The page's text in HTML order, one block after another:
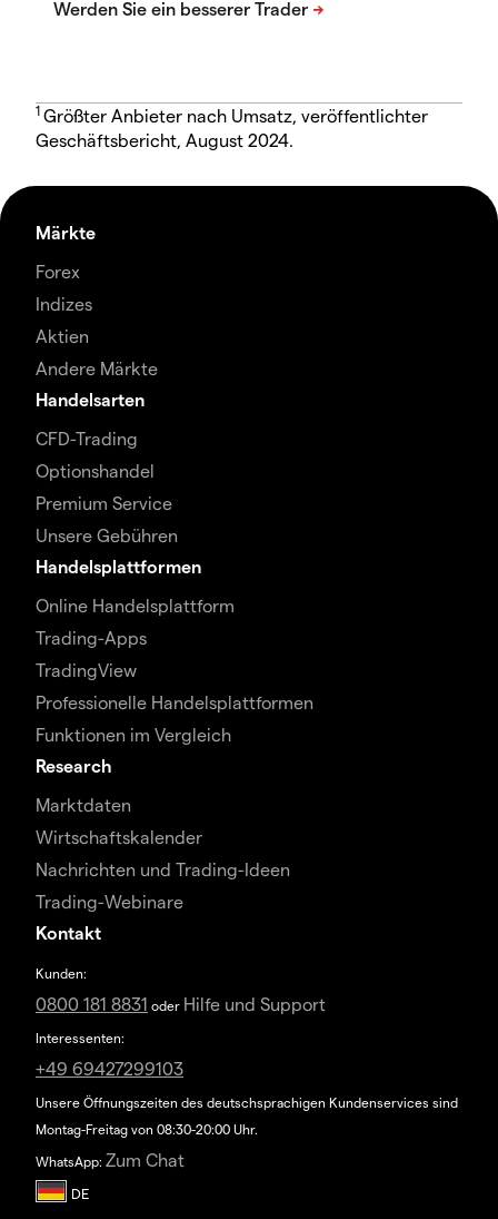
1 Größter Anbieter nach Umsatz, veröffentlichter
Geschäftsbericht, August 2024.
Märkte
Forex
Indizes
Aktien
Andere Märkte
Handelsarten
CFD-Trading
Optionshandel
Premium Service
Unsere Gebühren
Handelsplattformen
Online Handelsplattform
Trading-Apps
TradingView
Professionelle Handelsplattformen
Funktionen im Vergleich
Research
Marktdaten
Wirtschaftskalender
Nachrichten und Trading-Ideen
Trading-Webinare
Kontakt
Kunden:
0800 181 8831 oder Hilfe und Support
Interessenten:
+49 69427299103
Unsere Öffnungszeiten des deutschsprachigen Kundenservices sind
Montag-Freitag von 08:30-20:00 Uhr.
WhatsApp: Zum Chat